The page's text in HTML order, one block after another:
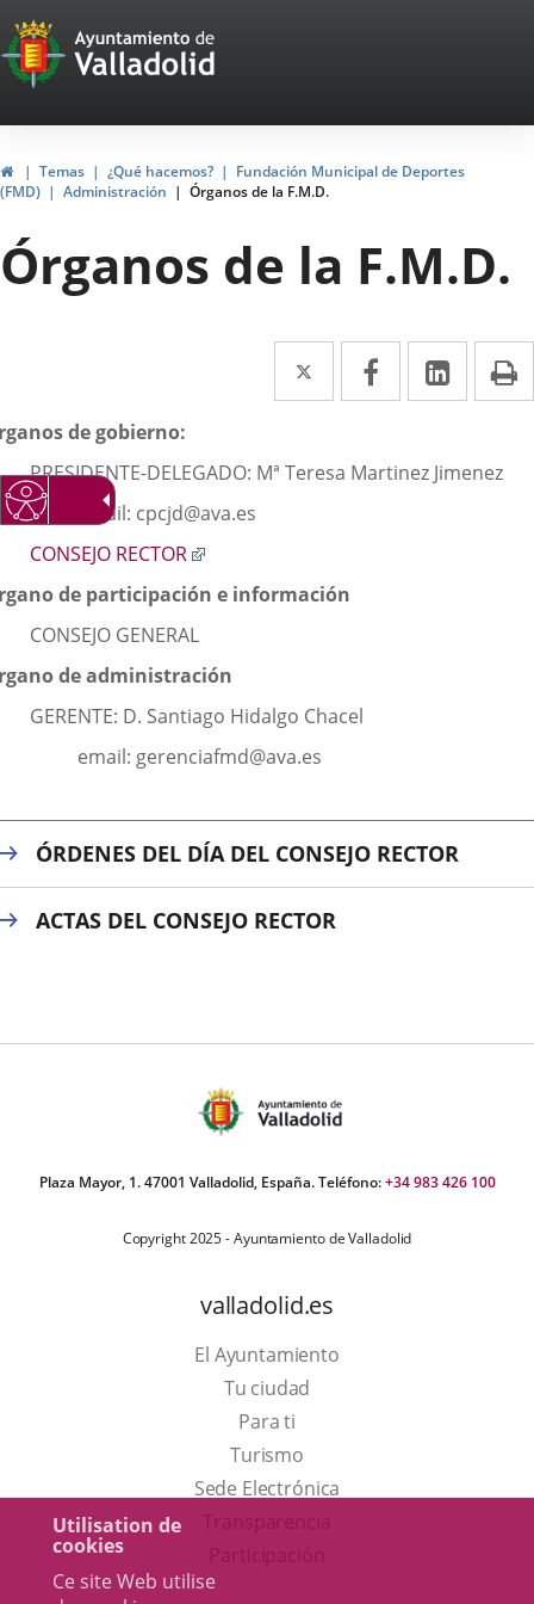
Utilisation de
cookies
Ce site Web utilise
Portal
Web
del
Ayuntamiento
de
Valladolid
InicioTemas ¿Qué hacemos?
Fundación Municipal de Deportes
(FMD)
Administración Órganos de la F.M.D.
Órganos de la F.M.D.
Twitter
Enlace
a
aplicación
Facebook
Enlace
a
aplicación
Enlace
a
de gobierno:
PRESIDENTE-DELEGADO: Mª Teresa Martinez Jimenez
email: cpcjd@ava.es
CONSEJO RECTOR
una
de participación e información
CONSEJO GENERAL
de administración
GERENTE: D. Santiago Hidalgo Chacel
email: gerenciafmd@ava.es
ÓRDENES DEL DÍA DEL CONSEJO RECTOR
ACTAS DEL CONSEJO RECTOR
Plaza Mayor, 1. 47001 Valladolid, España. Teléfono:+34 983 426 100
Copyright 2025 - Ayuntamiento de Valladolid
valladolid.es
El Ayuntamiento
Tu ciudad
Para ti
TurismoEste
enlace
Sede Electrónica